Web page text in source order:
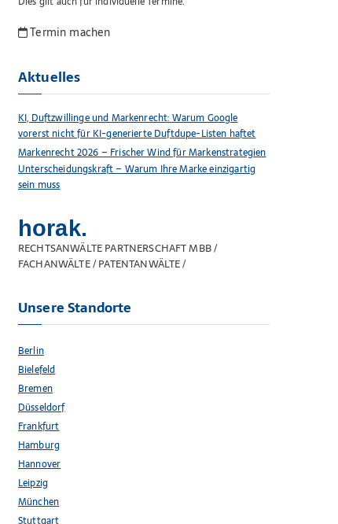
Termin machen
Aktuelles
KI, Duftzwillinge und Markenrecht: Warum Google
vorerst nicht für KI-generierte Duftdupe-Listen haftet
Markenrecht 2026 – Frischer Wind für Markenstrategien
Unterscheidungskraft – Warum Ihre Marke einzigartig
sein muss
horak.
RECHTSANWÄLTE PARTNERSCHAFT MBB /
FACHANWÄLTE / PATENTANWÄLTE /
Unsere Standorte
Berlin
Bielefeld
Bremen
Düsseldorf
Frankfurt
Hamburg
Hannover
Leipzig
München
Stuttgart